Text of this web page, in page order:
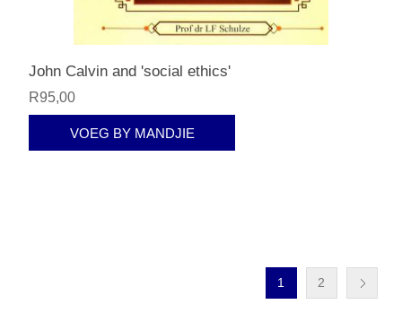
John Calvin and 'social ethics'
R95,00
VOEG BY MANDJIE
1 2